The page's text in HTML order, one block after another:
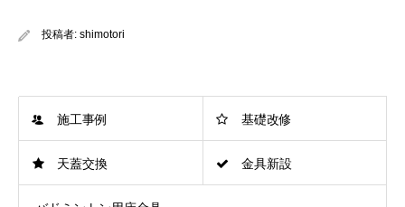
投稿者: shimotori
施工事例 基礎改修
天蓋交換 金具新設